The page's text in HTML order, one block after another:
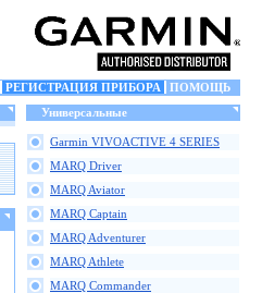
РЕГИСТРАЦИЯ ПРИБОРА
ПОМОЩЬ
Универсальные
Garmin VIVOACTIVE 4 SERIES
MARQ Driver
MARQ Aviator
MARQ Captain
MARQ Adventurer
MARQ Athlete
MARQ Commander